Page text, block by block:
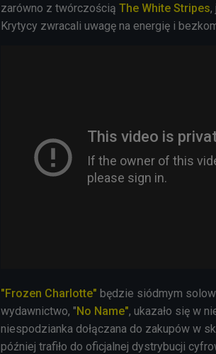
zarówno z twórczością The White Stripes,
Krytycy zwracali uwagę na energię i
"Frozen Charlotte" będzie siódmym
wydawnictwo, "No Name", ukazało się w
niespodzianka dołączana do zakupów w
później trafiło do oficjalnej dystrybucji